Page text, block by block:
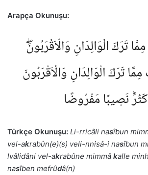
Arapça Okunuşu:
تَرَكَ الْوَالِدَانِ وَالْاَقْرَبُونَۖ
تَرَكَ الْوَالِدَانِ وَالْاَقْرَبُونَ
نَص۪يبًا مَفْرُوضًا
Türkçe Okunuşu: Li-rricâli nasîbun
vel-akrabûn(e)(s) veli-nnisâ-i nasîbun
lvâlidâni vel-akrabûne mimmâ kalle
nasîben mefrûdâ(n)